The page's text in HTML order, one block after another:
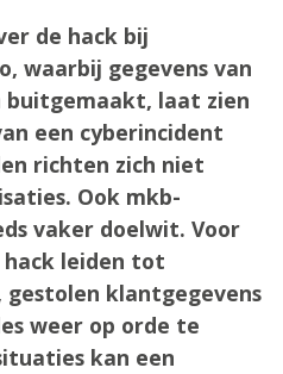
de hack bij
waarbij gegevens van
laat zien
een cyberincident
richten zich niet
Ook mkb-
vaker doelwit. Voor
hack leiden tot
klantgegevens
weer op orde te
kan een